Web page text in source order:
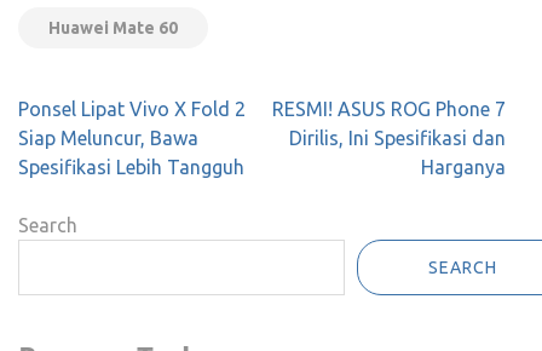
Huawei Mate 60
Post
navigation
Ponsel Lipat Vivo X Fold 2
Siap Meluncur, Bawa
Spesifikasi Lebih Tangguh
RESMI! ASUS ROG Phone 7
Dirilis, Ini Spesifikasi dan
Harganya
Search
SEARCH